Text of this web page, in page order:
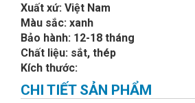
Xuất xứ: Việt Nam
Màu sắc: xanh
Bảo hành: 12-18 tháng
Chất liệu: sắt, thép
Kích thước:
CHI TIẾT SẢN PHẨM